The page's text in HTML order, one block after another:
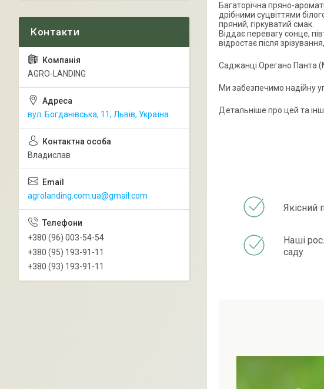
Багаторічна пряно-
дрібними суцвіттями
пряний, гіркуватий смак.
Віддає перевагу сонце,
відростає після
Саджанці Орегано Панта
Ми забезпечимо надійну
Детальніше про цей та
Якісний
Наші
саду
AGRO-LANDING
вул. Богданівська, 11, Львів, Україна
Владислав
agrolanding.com.ua@gmail.com
+380 (96) 003-54-54
+380 (95) 193-91-11
+380 (93) 193-91-11